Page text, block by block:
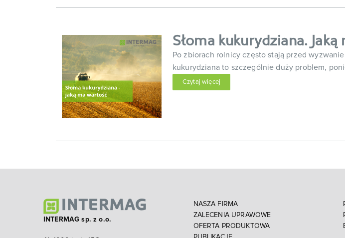
Słoma kukurydziana.
Po zbiorach rolnicy często stają przed
kukurydziana to szczególnie duży problem,
Czytaj więcej
INTERMAG sp. z o.o.
NASZA FIRMA
ZALECENIA UPRAWOWE
OFERTA PRODUKTOWA